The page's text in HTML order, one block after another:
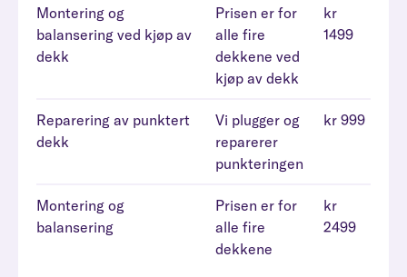
Montering og
balansering ved kjøp av
dekk
Prisen er for
alle fire
dekkene ved
kjøp av dekk
kr
1499
Reparering av punktert
dekk
Vi plugger og
reparerer
punkteringen
kr 999
Montering og
balansering
Prisen er for
alle fire
dekkene
kr
2499